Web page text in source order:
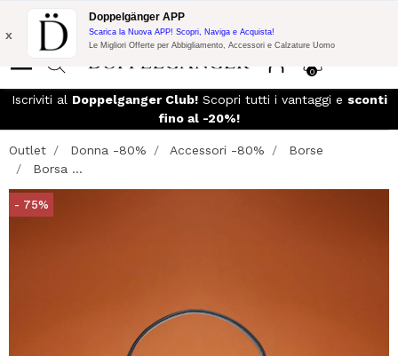
Promo Flash:
10% di Extra Sconto su 300€ di Acquisto con codice:
DOPPEL300
0
x
Doppelgänger APP
Scarica la Nuova APP! Scopri, Naviga e Acquista!
Le Migliori Offerte per Abbigliamento, Accessori e Calzature Uomo
Iscriviti al Doppelganger Club!Scopri tutti i vantaggi e sconti
fino al -20%!
Outlet Donna -80% Accessori -80%
Borse
Borsa ...
- 75%